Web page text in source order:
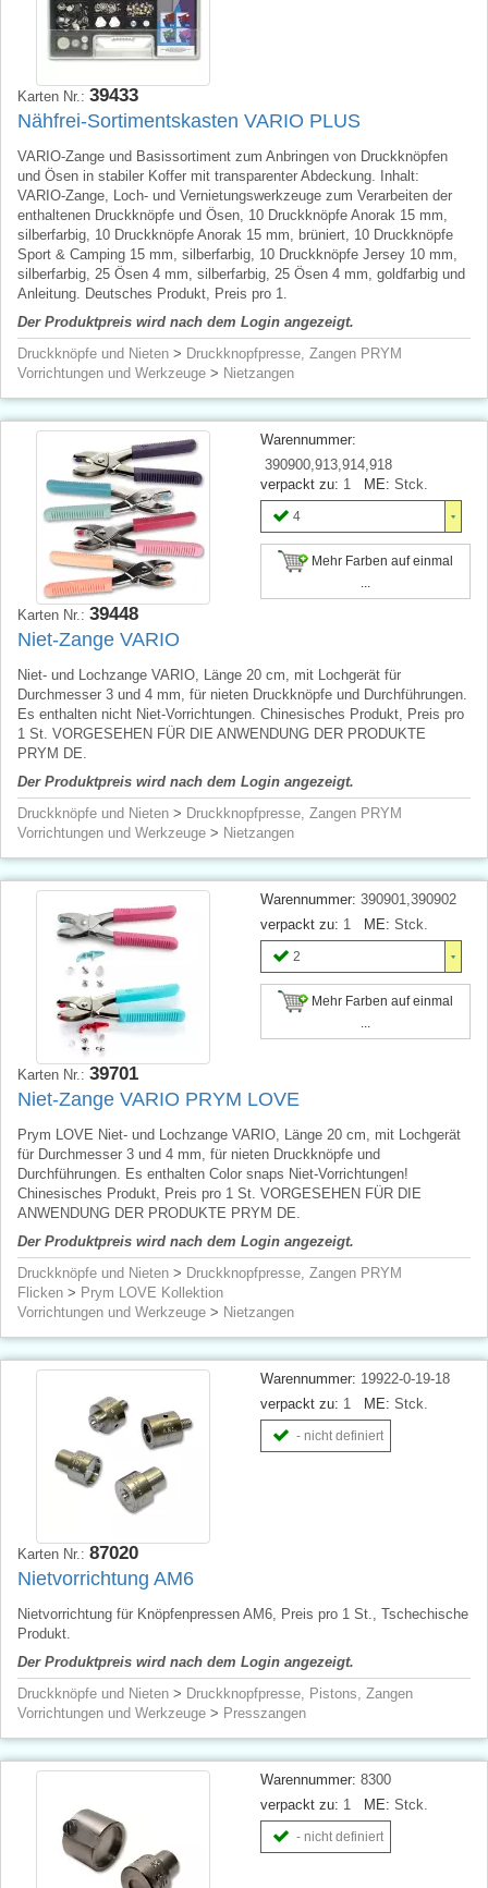
Karten Nr.: 39433
Nähfrei-Sortimentskasten VARIO PLUS
VARIO-Zange und Basissortiment zum Anbringen von Druckknöpfen
und Ösen in stabiler Koffer mit transparenter Abdeckung. Inhalt:
VARIO-Zange, Loch- und Vernietungswerkzeuge zum Verarbeiten der
enthaltenen Druckknöpfe und Ösen, 10 Druckknöpfe Anorak 15 mm,
silberfarbig, 10 Druckknöpfe Anorak 15 mm, brüniert, 10 Druckknöpfe
Sport & Camping 15 mm, silberfarbig, 10 Druckknöpfe Jersey 10 mm,
silberfarbig, 25 Ösen 4 mm, silberfarbig, 25 Ösen 4 mm, goldfarbig und
Anleitung. Deutsches Produkt, Preis pro 1.
Der Produktpreis wird nach dem Login angezeigt.
Druckknöpfe und Nieten > Druckknopfpresse, Zangen PRYM
Vorrichtungen und Werkzeuge > Nietzangen
Warennummer:
390900,913,914,918
verpackt zu: 1 ME: Stck.
4
Mehr Farben auf einmal
Karten Nr.: 39448
Niet-Zange VARIO
Niet- und Lochzange VARIO, Länge 20 cm, mit Lochgerät für
Durchmesser 3 und 4 mm, für nieten Druckknöpfe und Durchführungen.
Es enthalten nicht Niet-Vorrichtungen. Chinesisches Produkt, Preis pro
1 St. VORGESEHEN FÜR DIE ANWENDUNG DER PRODUKTE
PRYM DE.
Der Produktpreis wird nach dem Login angezeigt.
Druckknöpfe und Nieten > Druckknopfpresse, Zangen PRYM
Vorrichtungen und Werkzeuge > Nietzangen
Warennummer: 390901,390902
verpackt zu: 1 ME: Stck.
2
Mehr Farben auf einmal
Karten Nr.: 39701
Niet-Zange VARIO PRYM LOVE
Prym LOVE Niet- und Lochzange VARIO, Länge 20 cm, mit Lochgerät
für Durchmesser 3 und 4 mm, für nieten Druckknöpfe und
Durchführungen. Es enthalten Color snaps Niet-Vorrichtungen!
Chinesisches Produkt, Preis pro 1 St. VORGESEHEN FÜR DIE
ANWENDUNG DER PRODUKTE PRYM DE.
Der Produktpreis wird nach dem Login angezeigt.
Druckknöpfe und Nieten > Druckknopfpresse, Zangen PRYM
Flicken > Prym LOVE Kollektion
Vorrichtungen und Werkzeuge > Nietzangen
Warennummer: 19922-0-19-18
verpackt zu: 1 ME: Stck.
- nicht definiert
Karten Nr.: 87020
Nietvorrichtung AM6
Nietvorrichtung für Knöpfenpressen AM6, Preis pro 1 St., Tschechische
Produkt.
Der Produktpreis wird nach dem Login angezeigt.
Druckknöpfe und Nieten > Druckknopfpresse, Pistons, Zangen
Vorrichtungen und Werkzeuge > Presszangen
Warennummer: 8300
verpackt zu: 1 ME: Stck.
- nicht definiert